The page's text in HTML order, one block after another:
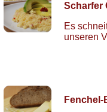
Scharfer
Es
unseren